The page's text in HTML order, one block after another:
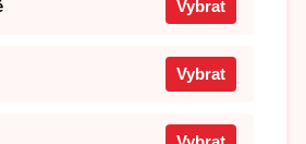
Vybrat
Vybrat